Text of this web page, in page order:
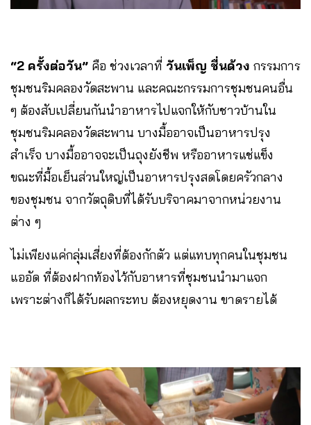
“2 ครั้งต่อวัน” คือ ช่วงเวลาที่ วันเพ็ญ ชื่นด้วง กรรมการ
ชุมชนริมคลองวัดสะพาน และคณะกรรมการชุมชนคนอื่น
ๆ ต้องสับเปลี่ยนกันนำอาหารไปแจกให้กับชาวบ้านใน
ชุมชนริมคลองวัดสะพาน บางมื้ออาจเป็นอาหารปรุง
สำเร็จ บางมื้ออาจจะเป็นถุงยังชีพ หรืออาหารแช่แข็ง
ขณะที่มื้อเย็นส่วนใหญ่เป็นอาหารปรุงสดโดยครัวกลาง
ของชุมชน จากวัตถุดิบที่ได้รับบริจาคมาจากหน่วยงาน
ต่าง ๆ
ไม่เพียงแค่กลุ่มเสี่ยงที่ต้องกักตัว แต่แทบทุกคนในชุมชน
แออัด ที่ต้องฝากท้องไว้กับอาหารที่ชุมชนนำมาแจก
เพราะต่างก็ได้รับผลกระทบ ต้องหยุดงาน ขาดรายได้